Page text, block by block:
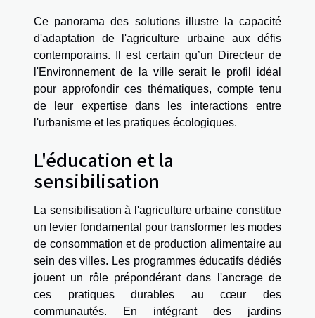
Ce panorama des solutions illustre la capacité
d'adaptation de l'agriculture urbaine aux défis
contemporains. Il est certain qu’un Directeur de
l'Environnement de la ville serait le profil idéal
pour approfondir ces thématiques, compte tenu
de leur expertise dans les interactions entre
l'urbanisme et les pratiques écologiques.
L'éducation et la
sensibilisation
La sensibilisation à l'agriculture urbaine constitue
un levier fondamental pour transformer les modes
de consommation et de production alimentaire au
sein des villes. Les programmes éducatifs dédiés
jouent un rôle prépondérant dans l'ancrage de
ces pratiques durables au cœur des
communautés. En intégrant des jardins